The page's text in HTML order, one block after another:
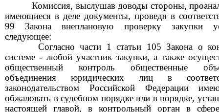
Комиссия, выслушав доводы стороны,
имеющиеся в деле документы, проведя в
99 Закона внеплановую проверку закупки
следующее:
Согласно части 1 статьи 105 Закона о
системе - любой участник закупки, а также
общественный контроль общественные
объединения юридических лиц в
законодательством Российской Федерации
обжаловать в судебном порядке или в порядке,
настоящей главой, в контрольный орган в